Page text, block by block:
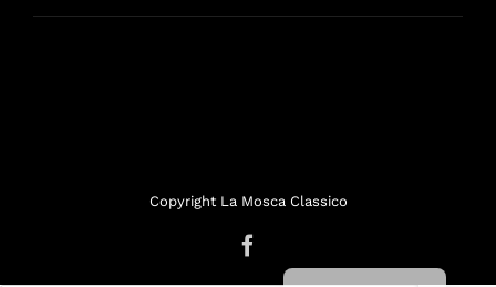
Copyright La Mosca Classico